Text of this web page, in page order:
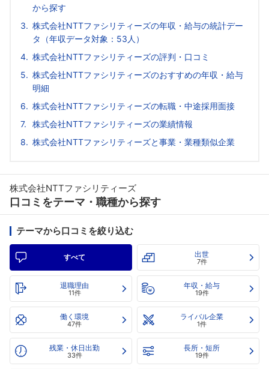
から探す
株式会社NTTファシリティーズの年収・給与の統計デー
タ（年収データ対象：53人）
株式会社NTTファシリティーズの評判・口コミ
株式会社NTTファシリティーズのおすすめの年収・給与
明細
株式会社NTTファシリティーズの転職・中途採用面接
株式会社NTTファシリティーズの業績情報
株式会社NTTファシリティーズと事業・業種類似企業
株式会社NTTファシリティーズ
口コミをテーマ・職種から探す
テーマから口コミを絞り込む
すべて 出世
7件
退職理由
11件
年収・給与
19件
働く環境
47件
ライバル企業
1件
残業・休日出勤
33件
長所・短所
19件